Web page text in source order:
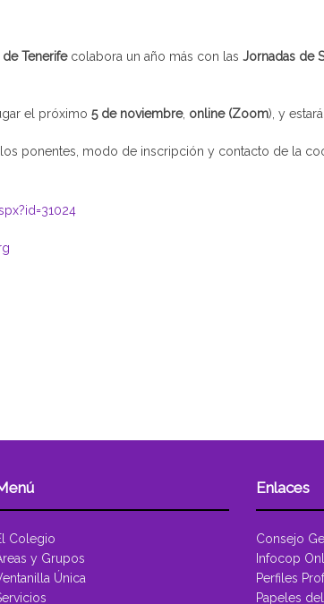
Tenerifecolabora un año más con las Jornadas de
el próximo 5 de noviembre, online (Zoom), y
ponentes, modo de inscripción y contacto de la
Colegio
y Grupos
Única
Enlaces
Consejo
Infocop
Perfiles
Papeles